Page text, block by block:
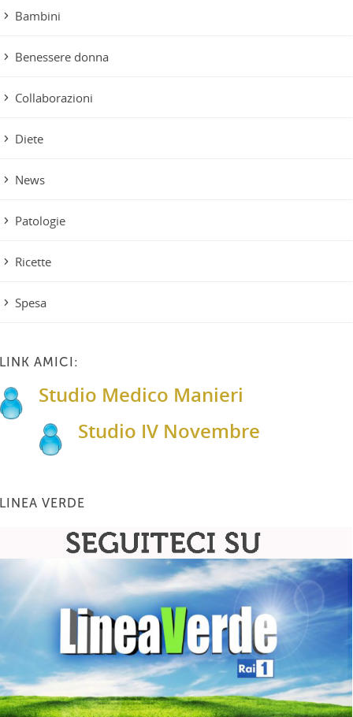
Bambini
Benessere donna
Collaborazioni
Diete
News
Patologie
Ricette
Spesa
LINK AMICI:
Studio Medico Manieri
Studio IV Novembre
LINEA VERDE